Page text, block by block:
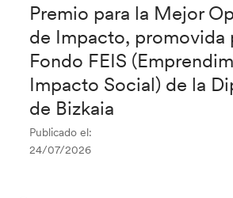
Premio para la Mejor
de Impacto, promovida
Fondo FEIS
Impacto Social) de la
de Bizkaia
Publicado el:
24/07/2026